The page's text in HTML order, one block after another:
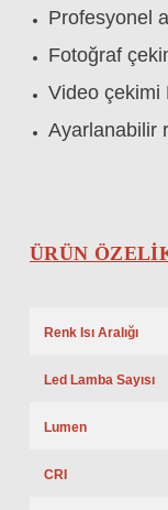
Profesyonel
Fotoğraf
Video çekimi
Ayarlanabilir
ÜRÜN
Renk Isı Aralığı
Led Lamba Sayısı
Lumen
CRI